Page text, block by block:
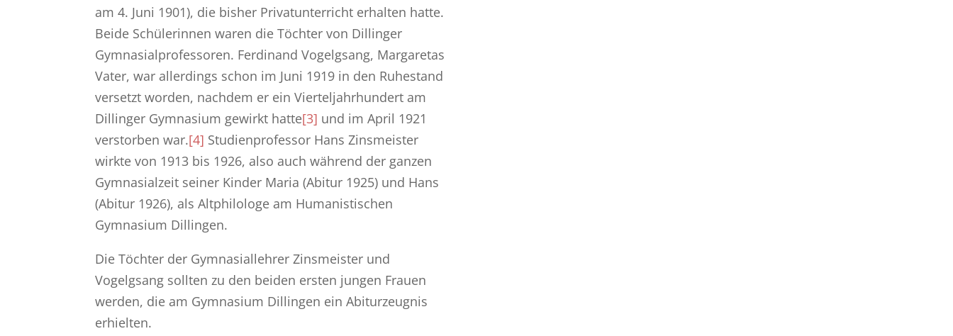
am 4. Juni 1901), die bisher Privatunterricht erhalten hatte.
Beide Schülerinnen waren die Töchter von Dillinger
Gymnasialprofessoren. Ferdinand Vogelgsang, Margaretas
Vater, war allerdings schon im Juni 1919 in den Ruhestand
versetzt worden, nachdem er ein Vierteljahrhundert am
Dillinger Gymnasium gewirkt hatte[3] und im April 1921
verstorben war.[4] Studienprofessor Hans Zinsmeister
wirkte von 1913 bis 1926, also auch während der ganzen
Gymnasialzeit seiner Kinder Maria (Abitur 1925) und Hans
(Abitur 1926), als Altphilologe am Humanistischen
Gymnasium Dillingen.
Die Töchter der Gymnasiallehrer Zinsmeister und
Vogelgsang sollten zu den beiden ersten jungen Frauen
werden, die am Gymnasium Dillingen ein Abiturzeugnis
erhielten.